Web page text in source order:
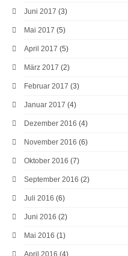
Juni 2017 (3)
Mai 2017 (5)
April 2017 (5)
März 2017 (2)
Februar 2017 (3)
Januar 2017 (4)
Dezember 2016 (4)
November 2016 (6)
Oktober 2016 (7)
September 2016 (2)
Juli 2016 (6)
Juni 2016 (2)
Mai 2016 (1)
April 2016 (4)